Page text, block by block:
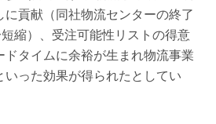
貢献（同社物流センターの終了
縮）、受注可能性リストの得意
タイムに余裕が⽣まれ物流事業
った効果が得られたとしてい